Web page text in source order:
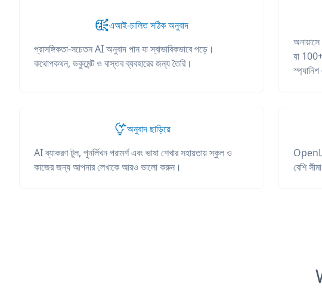
এআই-চালিত সঠিক অনুবাদ
প্রাসঙ্গিকতা-সচেতন AI অনুবাদ পান যা স্বাভাবিকভাবে পড়ে।
কথোপকথন, ডকুমেন্ট ও বাস্তব ব্যবহারের জন্য তৈরি।
যা 100+
অনুবাদ ছাড়িয়ে
AI ব্যাকরণ টুল, পুনর্লিখন পরামর্শ এবং ভাষা শেখার সহায়তায় স্কুল ও
কাজের জন্য আপনার লেখাকে আরও ভালো করুন।
OpenL
বেশি